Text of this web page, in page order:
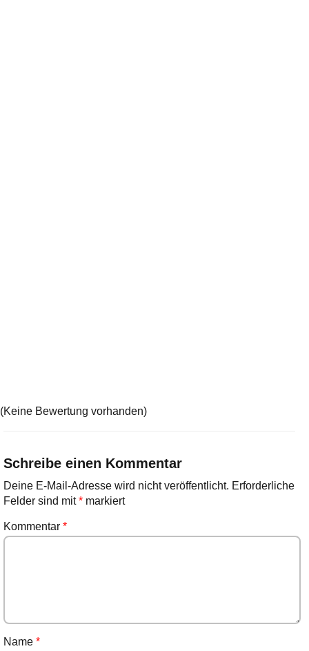
(Keine Bewertung vorhanden)
Schreibe einen Kommentar
Deine E-Mail-Adresse wird nicht veröffentlicht. Erforderliche
Felder sind mit*markiert
Kommentar *
Name *